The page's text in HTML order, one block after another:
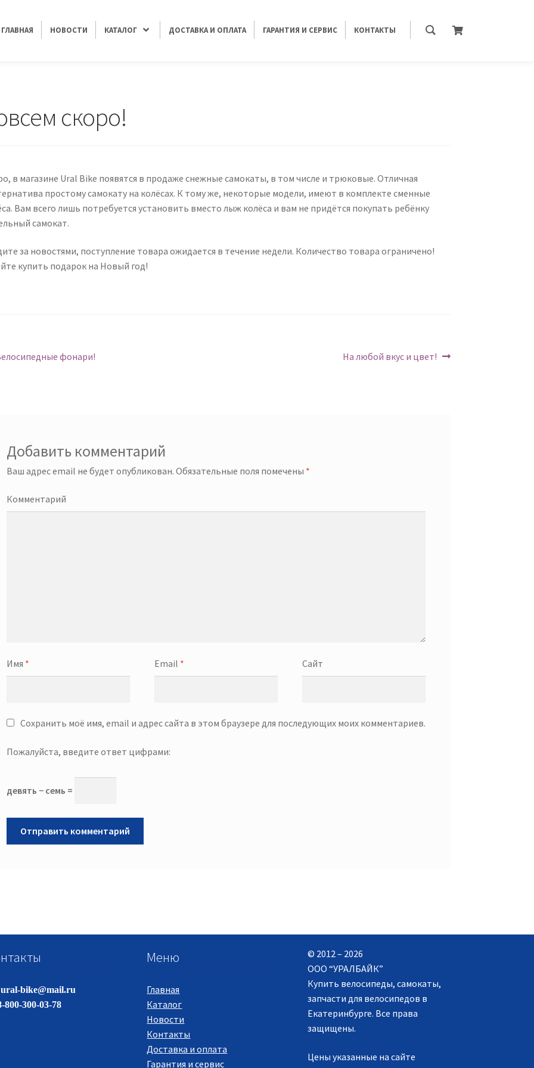
ГЛАВНАЯ НОВОСТИ КАТАЛОГ ДОСТАВКА И ОПЛАТА ГАРАНТИЯ И СЕРВИС КОНТАКТЫ
скоро!
в магазине Ural Bike появятся в продаже снежные самокаты, в том числе и трюковые. Отличная
простому самокату на колёсах. К тому же, некоторые модели, имеют в комплекте сменные
Вам всего лишь потребуется установить вместо лыж колёса и вам не придётся покупать ребёнку
самокат.
за новостями, поступление товара ожидается в течение недели. Количество товара ограничено!
купить подарок на Новый год!
фонари! Следующий:
На любой вкус и цвет!
Добавить комментарий
Ваш адрес email не будет опубликован. Обязательные поля помечены *
Комментарий
Имя * Email * Сайт
Сохранить моё имя, email и адрес сайта в этом браузере для последующих моих комментариев.
Пожалуйста, введите ответ цифрами:
девять − семь =
bike@mail.ru
800-300-03-78
Меню
Главная
Каталог
Новости
Контакты
Доставка и оплата
Гарантия и сервис
© 2012 – 2026
ООО “УРАЛБАЙК”
Купить велосипеды, самокаты,
запчасти для велосипедов в
Екатеринбурге. Все права
защищены.
Цены указанные на сайте